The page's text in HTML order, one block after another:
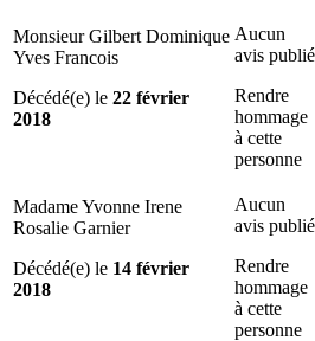
Monsieur Gilbert Dominique
Yves Francois
Décédé(e) le 22 février
2018
Aucun
avis publié
Rendre
hommage
à cette
personne
Madame Yvonne Irene
Rosalie Garnier
Décédé(e) le 14 février
2018
Aucun
avis publié
Rendre
hommage
à cette
personne